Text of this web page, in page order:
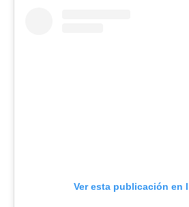
Ver esta publicación en